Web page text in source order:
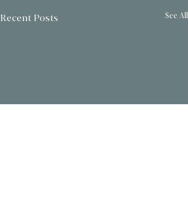
Recent Posts See All